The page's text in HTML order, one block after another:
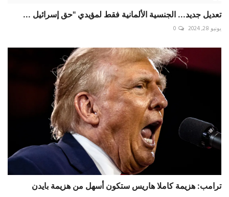
تعديل جديد... الجنسية الألمانية فقط لمؤيدي "حق إسرائيل ...
يونيو 28, 2024 0
ترامب: هزيمة كاملا هاريس ستكون أسهل من هزيمة بايدن